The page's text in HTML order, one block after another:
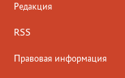
Редакция
RSS
Правовая информация